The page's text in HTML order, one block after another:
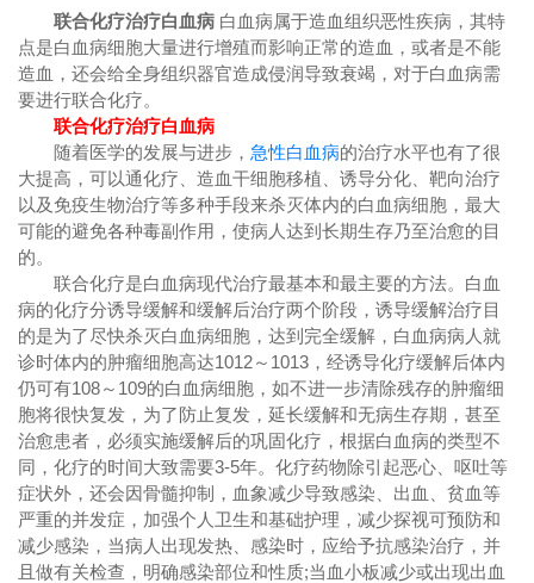
联合化疗治疗白血病 白血病属于造血组织恶性疾病，其特
点是白血病细胞大量进行增殖而影响正常的造血，或者是不能
造血，还会给全身组织器官造成侵润导致衰竭，对于白血病需
要进行联合化疗。
联合化疗治疗白血病
随着医学的发展与进步， 急性白血病的治疗水平也有了很
大提高，可以通化疗、造血干细胞移植、诱导分化、靶向治疗
以及免疫生物治疗等多种手段来杀灭体内的白血病细胞，最大
可能的避免各种毒副作用，使病人达到长期生存乃至治愈的目
的。
联合化疗是白血病现代治疗最基本和最主要的方法。白血
病的化疗分诱导缓解和缓解后治疗两个阶段，诱导缓解治疗目
的是为了尽快杀灭白血病细胞，达到完全缓解，白血病病人就
诊时体内的肿瘤细胞高达1012～1013，经诱导化疗缓解后体内
仍可有108～109的白血病细胞，如不进一步清除残存的肿瘤细
胞将很快复发，为了防止复发，延长缓解和无病生存期，甚至
治愈患者，必须实施缓解后的巩固化疗，根据白血病的类型不
同，化疗的时间大致需要3-5年。化疗药物除引起恶心、呕吐等
症状外，还会因骨髓抑制，血象减少导致感染、出血、贫血等
严重的并发症，加强个人卫生和基础护理，减少探视可预防和
减少感染，当病人出现发热、感染时，应给予抗感染治疗，并
且做有关检查，明确感染部位和性质;当血小板减少或出现出血